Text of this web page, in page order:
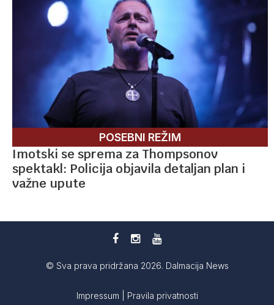
POSEBNI REŽIM
Imotski se sprema za Thompsonov
spektakl: Policija objavila detaljan plan i
važne upute
© Sva prava pridržana 2026. Dalmacija News
Impressum Pravila privatnosti